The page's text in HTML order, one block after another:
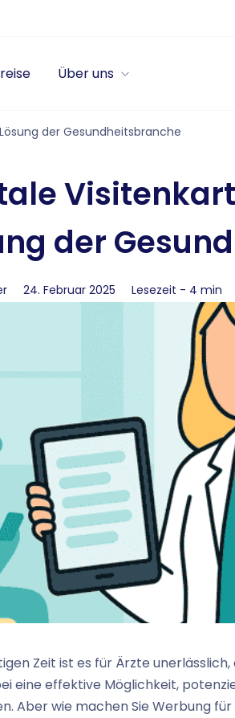
Über uns
der Gesundheitsbranche
der
24. Februar 2025 Lesezeit - 4 min
Zeit ist es für Ärzte
eine effektive Möglichkeit,
Aber wie machen Sie Werbung für